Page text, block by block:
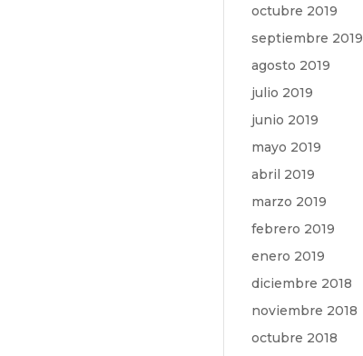
octubre 2019
septiembre 2019
agosto 2019
julio 2019
junio 2019
mayo 2019
abril 2019
marzo 2019
febrero 2019
enero 2019
diciembre 2018
noviembre 2018
octubre 2018